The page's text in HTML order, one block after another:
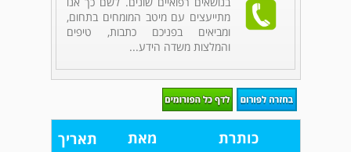
מתייעצים עם מיטב המומחים בתחום,
ומביאים בפניכם כתבות, טיפים
והמלצות משדה הידע...
כותרת מאת תאריך